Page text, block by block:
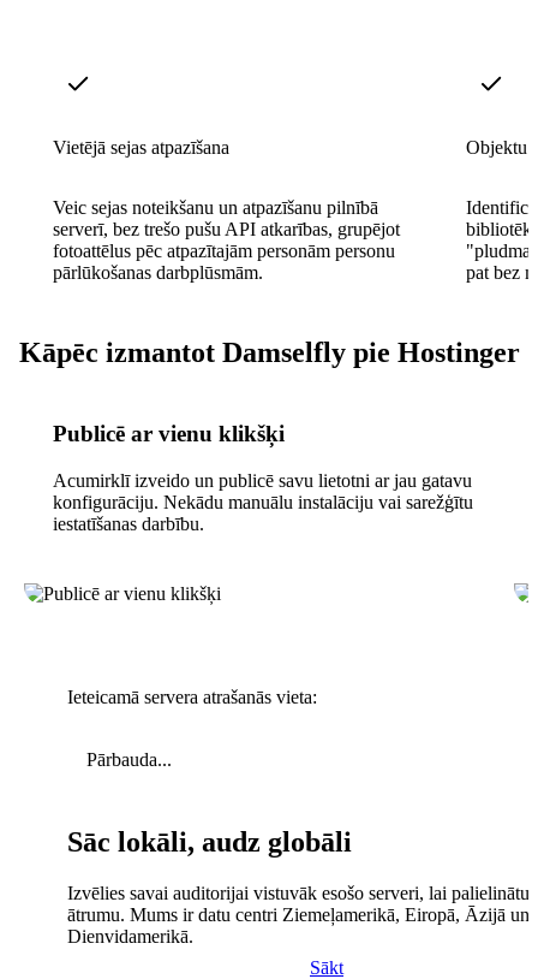
Vietējā sejas atpazīšana
Veic sejas noteikšanu un atpazīšanu pilnībā
serverī, bez trešo pušu API atkarības, grupējot
fotoattēlus pēc atpazītajām personām personu
pārlūkošanas darbplūsmām.
Objektu
Identificē
pat bez
Kāpēc izmantot Damselfly pie Hostinger
Publicē ar vienu klikšķi
Acumirklī izveido un publicē savu lietotni ar jau gatavu
konfigurāciju. Nekādu manuālu instalāciju vai sarežģītu
iestatīšanas darbību.
Ieteicamā servera atrašanās vieta:
Pārbauda...
Sāc lokāli, audz globāli
Izvēlies savai auditorijai vistuvāk esošo serveri, lai palielinātu
ātrumu. Mums ir datu centri Ziemeļamerikā, Eiropā, Āzijā un
Dienvidamerikā.
Sākt